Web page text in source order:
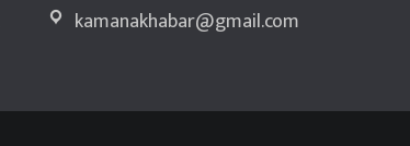
kamanakhabar@gmail.com